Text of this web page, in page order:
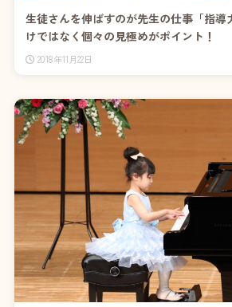
生徒さんを伸ばすのが先生の仕事「指導
けではなく個々の見極めがポイント！
2018年11月22日